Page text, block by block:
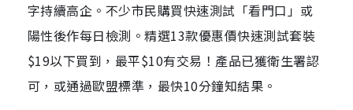
字持續高企。不少市民購買快速測試「看門口」或
陽性後作每日檢測。精選13款優惠價快速測試套裝
$19以下買到，最平$10有交易！產品已獲衛生署認
可，或通過歐盟標準，最快10分鐘知結果。